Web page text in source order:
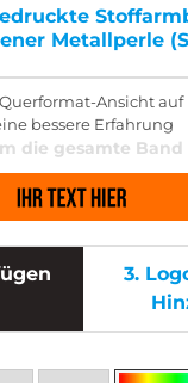
Metallperle
Ansicht auf
bessere Erfahrung
die gesamte
3.